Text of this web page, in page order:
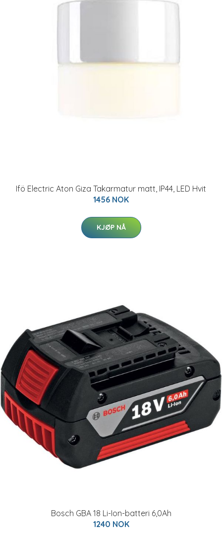
Ifö Electric Aton Giza Takarmatur matt, IP44, LED Hvit
1456 NOK
KJØP NÅ
Bosch GBA 18 Li-Ion-batteri 6,0Ah
1240 NOK